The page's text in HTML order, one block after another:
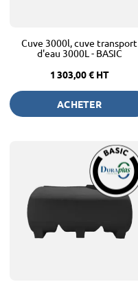
Cuve 3000l, cuve transport
d'eau 3000L - BASIC
1 303,00 € HT
ACHETER